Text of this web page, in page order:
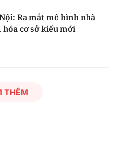
Ra mắt mô hình nhà
hóa cơ sở kiểu mới
THÊM